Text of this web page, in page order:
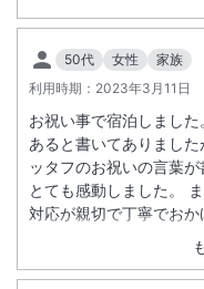
50代 女性
家族
利用時期： 2023年3月11日
お祝い事で宿泊しまし
あると書いてありまし
ッタフのお祝いの言葉
とても感動しました。
対応が親切で丁寧でお